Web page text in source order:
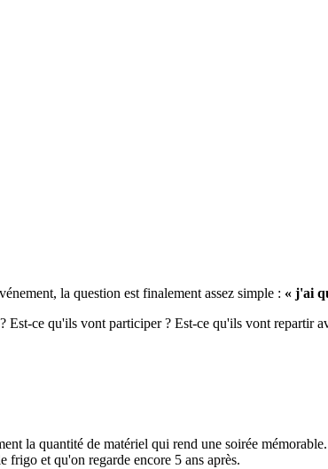
la question est finalement assez simple : « j'ai
ce qu'ils vont participer ? Est-ce qu'ils vont repartir
la quantité de matériel qui rend une soirée
et qu'on regarde encore 5 ans après.